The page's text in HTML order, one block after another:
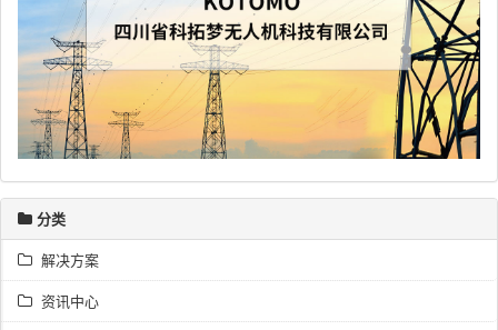
分类
解决方案
资讯中心